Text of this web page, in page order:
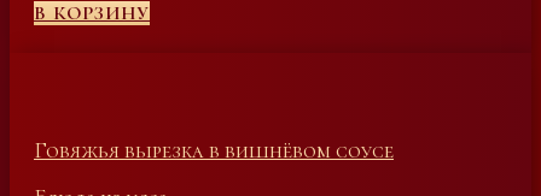
В КОРЗИНУ
Говяжья вырезка в вишнёвом соусе